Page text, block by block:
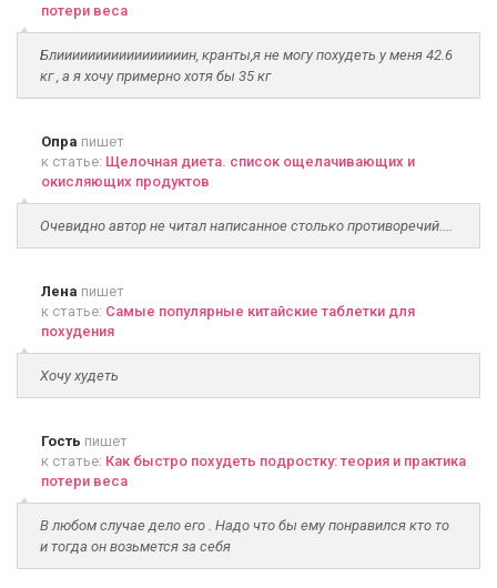
потери веса
Блииииииииииииииииин, кранты,я не могу похудеть у меня 42.6
кг , а я хочу примерно хотя бы 35 кг
Опра пишет
к статье: Щелочная диета. список ощелачивающих и
окисляющих продуктов
Очевидно автор не читал написанное столько противоречий....
Лена пишет
к статье: Самые популярные китайские таблетки для
похудения
Хочу худеть
Гость пишет
к статье: Как быстро похудеть подростку: теория и практика
потери веса
В любом случае дело его . Надо что бы ему понравился кто то
и тогда он возьмется за себя